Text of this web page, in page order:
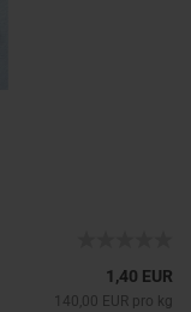
1,40 EUR
140,00 EUR pro kg